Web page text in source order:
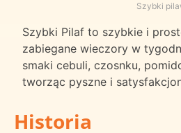
Szybki
Szybki Pilaf to szybkie i
zabiegane wieczory w
smaki cebuli, czosnku,
tworząc pyszne i
Historia